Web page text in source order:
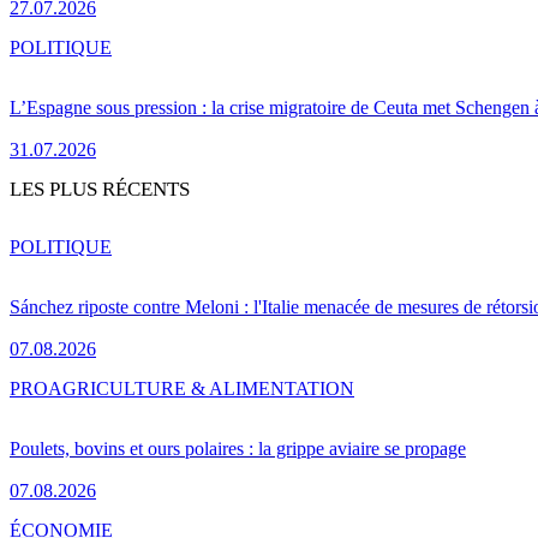
27.07.2026
L’Espagne sous pression : la crise migratoire de Ceuta met Schengen
31.07.2026
POLITIQUE
LES PLUS RÉCENTS
Sánchez riposte contre Meloni : l'Italie menacée de mesures de
07.08.2026
POLITIQUE
Poulets, bovins et ours polaires : la grippe aviaire se propage
07.08.2026
PROAGRICULTURE & ALIMENTATION
ÉCONOMIE